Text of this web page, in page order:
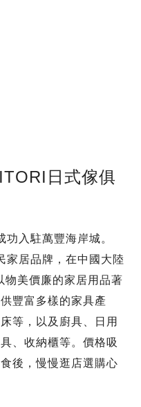
日式傢俱
入駐萬豐海岸城。
家居品牌，在中國大陸
美價廉的家居用品著
豐富多樣的家具產
等，以及廚具、日用
、收納櫃等。價格吸
後，慢慢逛店選購心